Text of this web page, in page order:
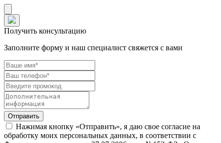
Получить консультацию
Заполните форму и наш специалист свяжется с вами
Нажимая кнопку «Отправить», я даю свое согласие на
обработку моих персональных данных, в соответствии с